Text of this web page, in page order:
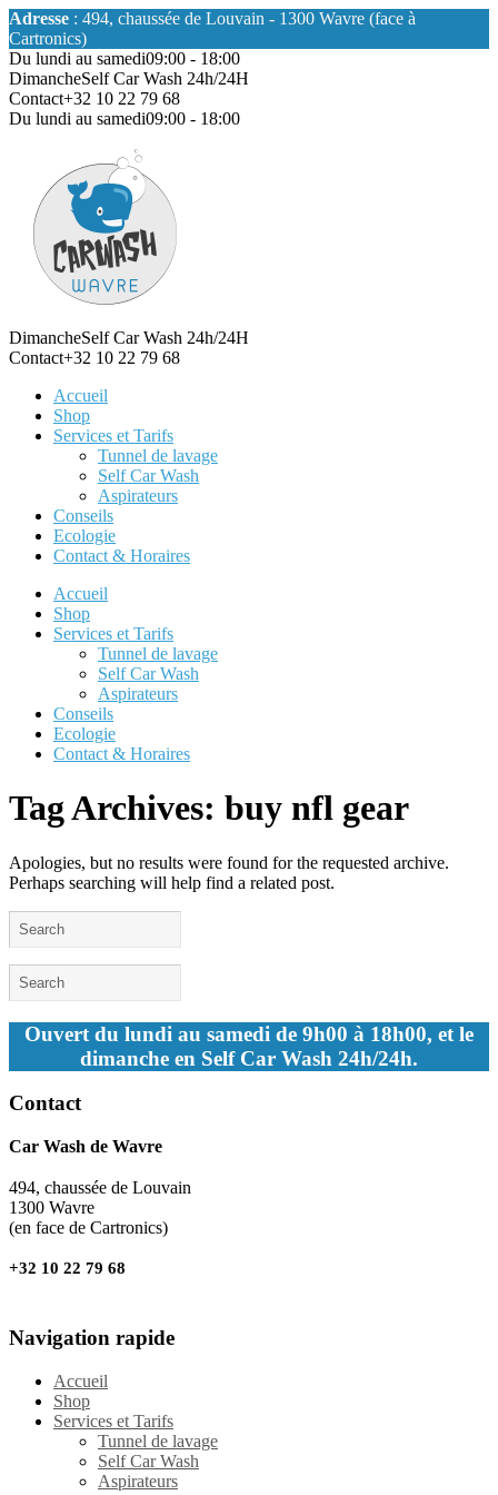
Adresse : 494, chaussée de Louvain - 1300 Wavre (face à
Cartronics)
Du lundi au samedi09:00 - 18:00
DimancheSelf Car Wash 24h/24H
Contact+32 10 22 79 68
Du lundi au samedi09:00 - 18:00
DimancheSelf Car Wash 24h/24H
Contact+32 10 22 79 68
Accueil
Shop
Services et Tarifs
Tunnel de lavage
Self Car Wash
Aspirateurs
Conseils
Ecologie
Contact & Horaires
Accueil
Shop
Services et Tarifs
Tunnel de lavage
Self Car Wash
Aspirateurs
Conseils
Ecologie
Contact & Horaires
Tag Archives: buy nfl gear
Apologies, but no results were found for the requested archive.
Perhaps searching will help find a related post.
Ouvert du lundi au samedi de 9h00 à 18h00, et le
dimanche en Self Car Wash 24h/24h.
Contact
Car Wash de Wavre
494, chaussée de Louvain
1300 Wavre
(en face de Cartronics)
+32 10 22 79 68
Navigation rapide
Accueil
Shop
Services et Tarifs
Tunnel de lavage
Self Car Wash
Aspirateurs